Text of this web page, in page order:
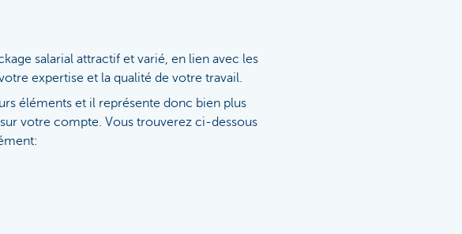
salarial attractif et varié, en lien avec les
expertise et la qualité de votre travail.
éléments et il représente donc bien plus
votre compte. Vous trouverez ci-dessous